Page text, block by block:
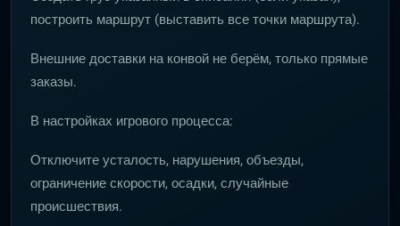
построить маршрут (выставить все точки маршрута).
Внешние доставки на конвой не берём, только прямые
заказы.
В настройках игрового процесса:
Отключите усталость, нарушения, объезды,
ограничение скорости, осадки, случайные
происшествия.